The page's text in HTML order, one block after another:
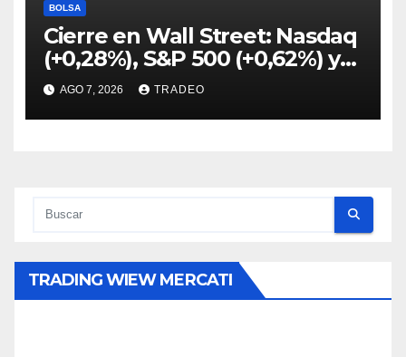
BOLSA
Cierre en Wall Street: Nasdaq
(+0,28%), S&P 500 (+0,62%) y
Nasdaq (+1,30%)
AGO 7, 2026 TRADEO
TRADING WIEW MERCATI